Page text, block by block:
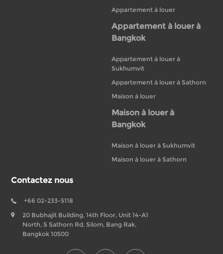
Appartement à louer
Appartement à louer à
Bangkok
Appartement à louer à
Sukhumvit
Appartement à louer à Sathorn
Maison à louer
Maison à louer à
Bangkok
Maison à louer à Sukhumvit
Maison à louer à Sathorn
Contactez nous
+66 02-233-5118
20 Bubhajit Building, 14th Floor, Unit 14-A1
North, S Sathorn Rd, Silom, Bang Rak,
Bangkok 10500